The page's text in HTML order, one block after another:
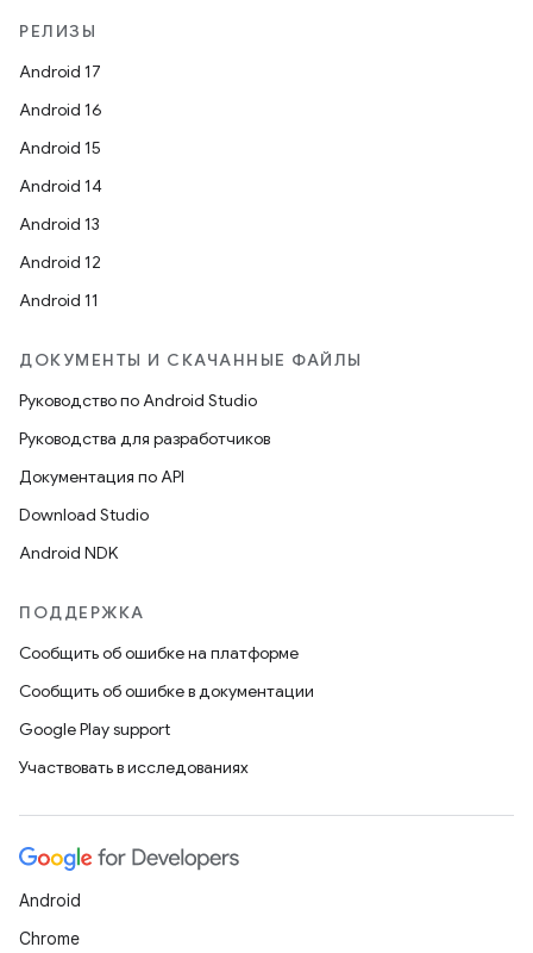
РЕЛИЗЫ
Android 17
Android 16
Android 15
Android 14
Android 13
Android 12
Android 11
ДОКУМЕНТЫ И СКАЧАННЫЕ ФАЙЛЫ
Руководство по Android Studio
Руководства для разработчиков
Документация по API
Download Studio
Android NDK
ПОДДЕРЖКА
Сообщить об ошибке на платформе
Сообщить об ошибке в документации
Google Play support
Участвовать в исследованиях
Android
Chrome